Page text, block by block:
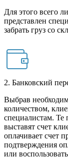
Для этого всего
представлен
забрать груз со
2. Банковский
Выбрав
количеством,
специалистам. Те
выставят счет
оплачивает счет
подтверждения
или